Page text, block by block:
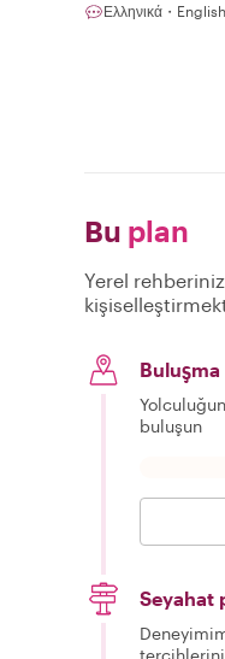
Ελληνικά・English
Bu plan
Yerel
Buluşma
buluşun
Seyahat